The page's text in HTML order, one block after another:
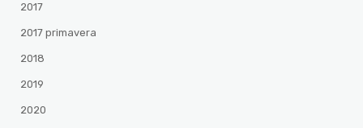
2017
2017 primavera
2018
2019
2020